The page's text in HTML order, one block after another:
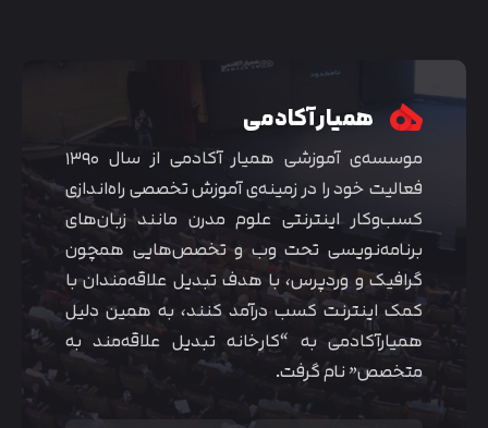
همیار آکادمی
موسسه‌ی آموزشی همیار آکادمی از سال ۱۳۹۰
فعالیت خود را در زمینه‌ی آموزش تخصصی راه‌اندازی
کسب‌و‌کار اینترنتی علوم مدرن مانند زبان‌های
برنامه‌نویسی تحت وب و تخصص‌هایی همچون
گرافیک و وردپرس، با هدف تبدیل علاقه‌مندان با
کمک اینترنت کسب درآمد کنند، به همین دلیل
همیارآکادمی به “کارخانه تبدیل علاقه‌مند به
متخصص” نام گرفت.
متوجه شدم